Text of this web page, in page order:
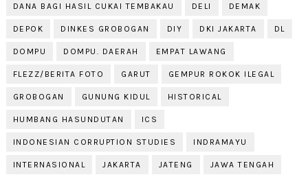
DANA BAGI HASIL CUKAI TEMBAKAU DELI DEMAK
DEPOK DINKES GROBOGAN DIY DKI JAKARTA DL
DOMPU DOMPU. DAERAH EMPAT LAWANG
FLEZZ/BERITA FOTO GARUT GEMPUR ROKOK ILEGAL
GROBOGAN GUNUNG KIDUL HISTORICAL
HUMBANG HASUNDUTAN ICS
INDONESIAN CORRUPTION STUDIES INDRAMAYU
INTERNASIONAL JAKARTA JATENG JAWA TENGAH